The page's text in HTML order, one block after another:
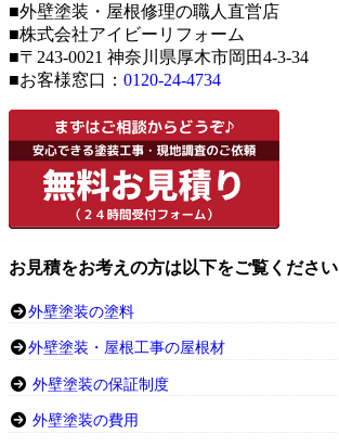
■外壁塗装・屋根修理の職人直営店
■株式会社アイビーリフォーム
■〒243-0021 神奈川県厚木市岡田4-3-34
■お客様窓口： 0120-24-4734
お見積をお考えの方は以下をご覧ください
外壁塗装の塗料
外壁塗装・屋根工事の屋根材
外壁塗装の保証制度
外壁塗装の費用